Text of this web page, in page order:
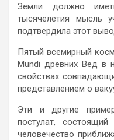
Земли должно
тысячелетия мысль
подтвердила этот
Пятый всемирный
Mundi древних Вед в
свойствах
представлением о
Эти и другие
постулат,
человечество